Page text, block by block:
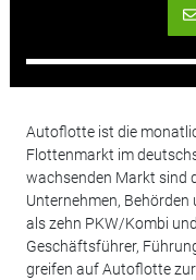
Autoflotte ist die
Flottenmarkt im
wachsenden Markt sind
Unternehmen,
als zehn PKW/Kombi
Geschäftsführer,
greifen auf Autoflotte